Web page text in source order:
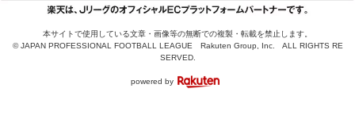
本サイトで使用している文章・画像等の無断での複製・転載を禁止します。
© JAPAN PROFESSIONAL FOOTBALL LEAGUE Rakuten Group, Inc. ALL RIGHTS RE
SERVED.
powered by